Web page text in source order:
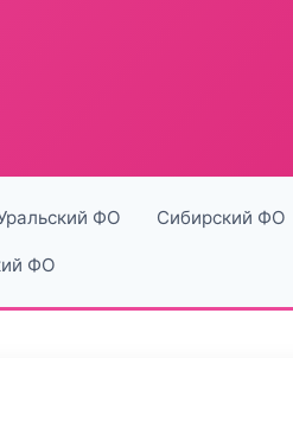
ФО Сибирский ФО
ФО